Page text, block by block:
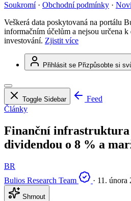
Soukromí · Obchodní podmínky ·
Veškerá data poskytovaná na portálu
informačním účelům a nejsou určena
investování. Zjistit více
Přihlásit se Přizpůsobte si
Toggle Sidebar
Feed
Články
Finanční infrastruktura
dividendou o 8 % a
BR
Bulios Research Team
· 11. února
Shrnout